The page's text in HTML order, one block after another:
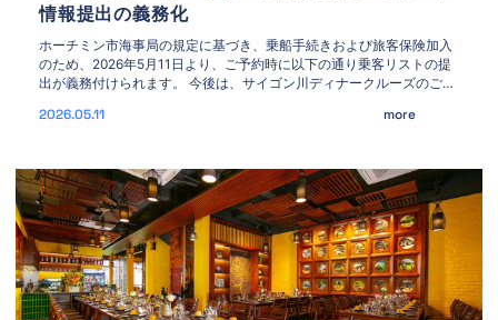
情報提出の義務化
ホーチミン市海事局の規定に基づき、乗船手続きおよび旅客保険加入
のため、2026年5月11日より、ご予約時に以下の通り乗客リストの提
出が義務付けられます。 今後は、サイゴン川ディナークルーズのご予
お願い申し上げます。 1. 必要情報 氏名（フルネーム） 生年月日 パス
2026.05.11 more